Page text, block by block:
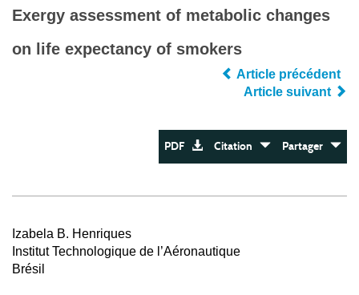
Exergy assessment of metabolic changes
on life expectancy of smokers
Article précédent
Article suivant
PDF Citation Partager
Izabela B. Henriques
Institut Technologique de l’Aéronautique
Brésil